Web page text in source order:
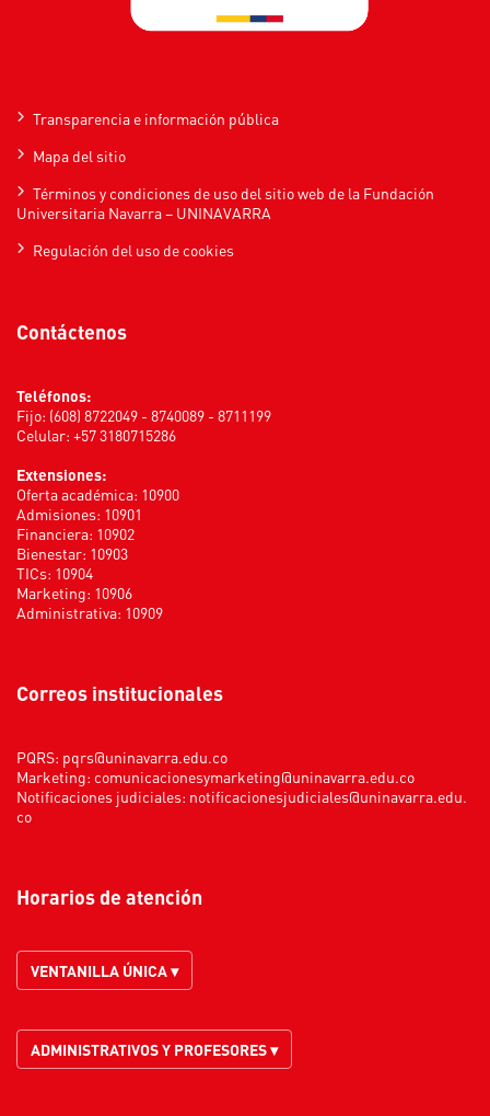
Transparencia e información pública
Mapa del sitio
Términos y condiciones de uso del sitio web de la Fundación
Universitaria Navarra – UNINAVARRA
Regulación del uso de cookies
Contáctenos
Teléfonos:
Fijo: (608) 8722049 - 8740089 - 8711199
Celular: +57 3180715286
Extensiones:
Oferta académica: 10900
Admisiones: 10901
Financiera: 10902
Bienestar: 10903
TICs: 10904
Marketing: 10906
Administrativa: 10909
Correos institucionales
PQRS: pqrs@uninavarra.edu.co
Marketing: comunicacionesymarketing@uninavarra.edu.co
Notificaciones judiciales: notificacionesjudiciales@uninavarra.edu.
co
Horarios de atención
VENTANILLA ÚNICA ▾
ADMINISTRATIVOS Y PROFESORES ▾